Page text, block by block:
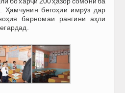
Ҳамчунин бегоҳии имрӯз дар
барномаи рангини аҳли